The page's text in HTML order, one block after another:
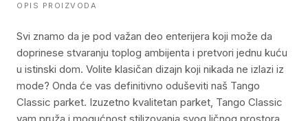
OPIS PROIZVODA
Svi znamo da je pod važan deo enterijera koji može da
doprinese stvaranju toplog ambijenta i pretvori jednu kuću
u istinski dom. Volite klasičan dizajn koji nikada ne izlazi iz
mode? Onda će vas definitivno oduševiti naš Tango
Classic parket. Izuzetno kvalitetan parket, Tango Classic